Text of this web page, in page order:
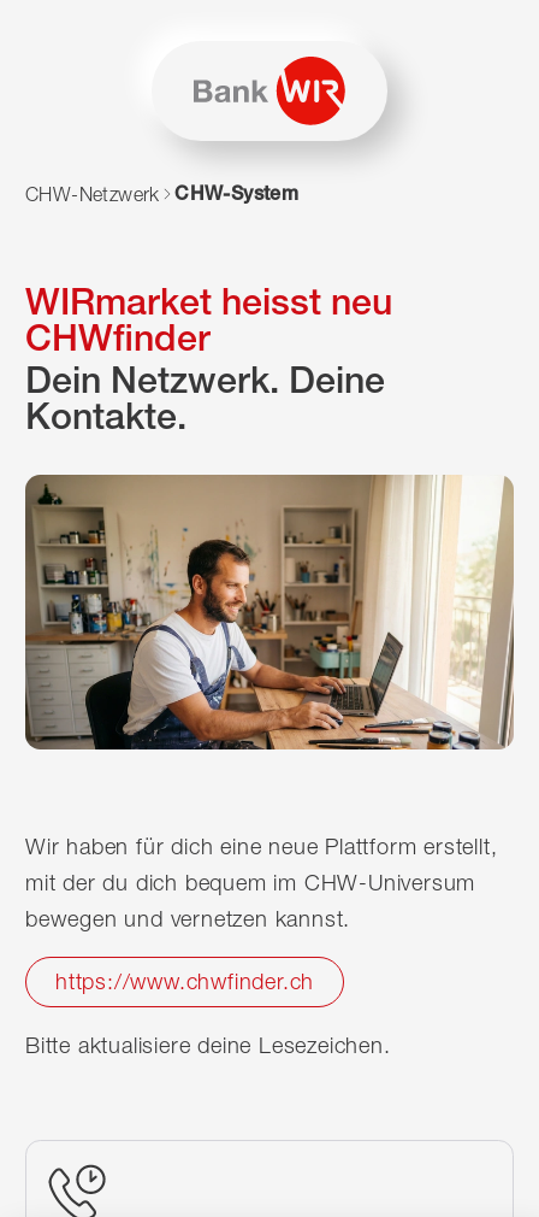
Zum Navigieren dieser Seite wird JavaScript benötigt.
CHW-Netzwerk CHW-System
WIRmarket heisst neu
CHWfinder
Dein Netzwerk. Deine
Kontakte.
Wir haben für dich eine neue Plattform erstellt,
mit der du dich bequem im CHW-Universum
bewegen und vernetzen kannst.
https://www.chwfinder.ch
Bitte aktualisiere deine Lesezeichen.